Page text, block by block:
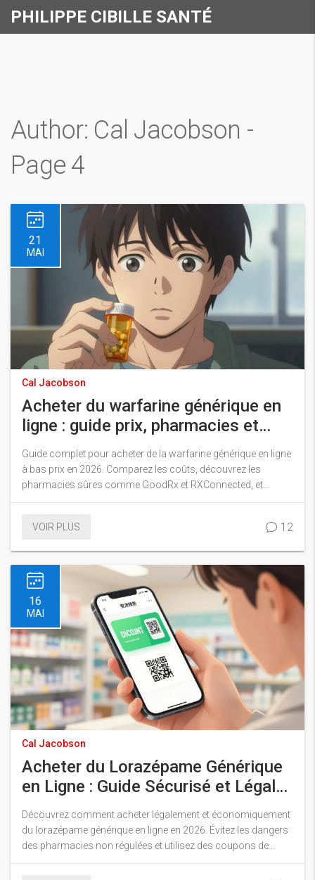
PHILIPPE CIBILLE SANTÉ
Author: Cal Jacobson -
Page 4
21
MAI
Cal Jacobson
Acheter du warfarine générique en
ligne : guide prix, pharmacies et
sécurité
Guide complet pour acheter de la warfarine générique en ligne
à bas prix en 2026. Comparez les coûts, découvrez les
pharmacies sûres comme GoodRx et RXConnected, et
apprenez à éviter les arnaques tout en économisant sur votre
VOIR PLUS
12
16
MAI
Cal Jacobson
Acheter du Lorazépame Générique
en Ligne : Guide Sécurisé et Légale
pour 2026
Découvrez comment acheter légalement et économiquement
du lorazépame générique en ligne en 2026. Évitez les dangers
des pharmacies non régulées et utilisez des coupons de
réduction comme GoodRx pour payer moins cher tout en